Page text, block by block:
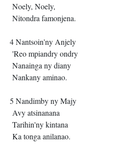
Noely, Noely,
Nitondra famonjena.
4 Nantsoin'ny Anjely
'Reo mpiandry ondry
Nanainga ny diany
Nankany aminao.
5 Nandimby ny Majy
Avy atsinanana
Tarihin'ny kintana
Ka tonga anilanao.